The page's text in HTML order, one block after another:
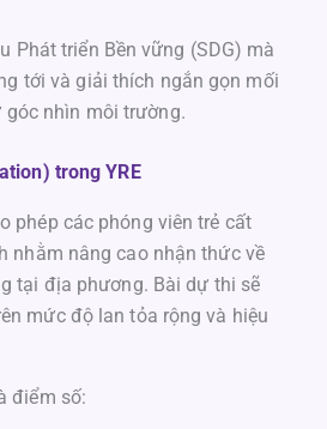
Phát triển Bền vững (SDG) mà
tới và giải thích ngắn gọn mối
góc nhìn môi trường.
trong YRE
phép các phóng viên trẻ cất
nhằm nâng cao nhận thức về
tại địa phương. Bài dự thi sẽ
mức độ lan tỏa rộng và hiệu
điểm số: